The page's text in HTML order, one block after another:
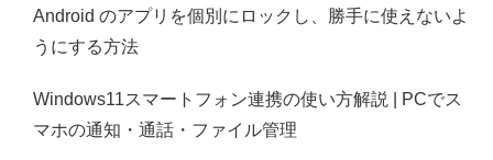
Android のアプリを個別にロックし、勝手に使えないよ
うにする方法
Windows11スマートフォン連携の使い方解説 | PCでス
マホの通知・通話・ファイル管理